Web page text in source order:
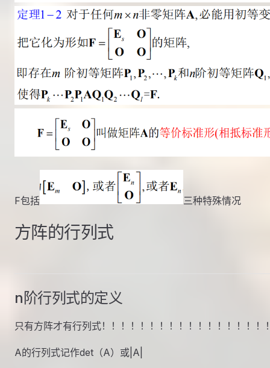
F包括 三种特殊情况
方阵的行列式
n阶行列式的定义
只有方阵才有行列式！！！！！！！！！！！！！！！！！
A的行列式记作det（A）或|A|